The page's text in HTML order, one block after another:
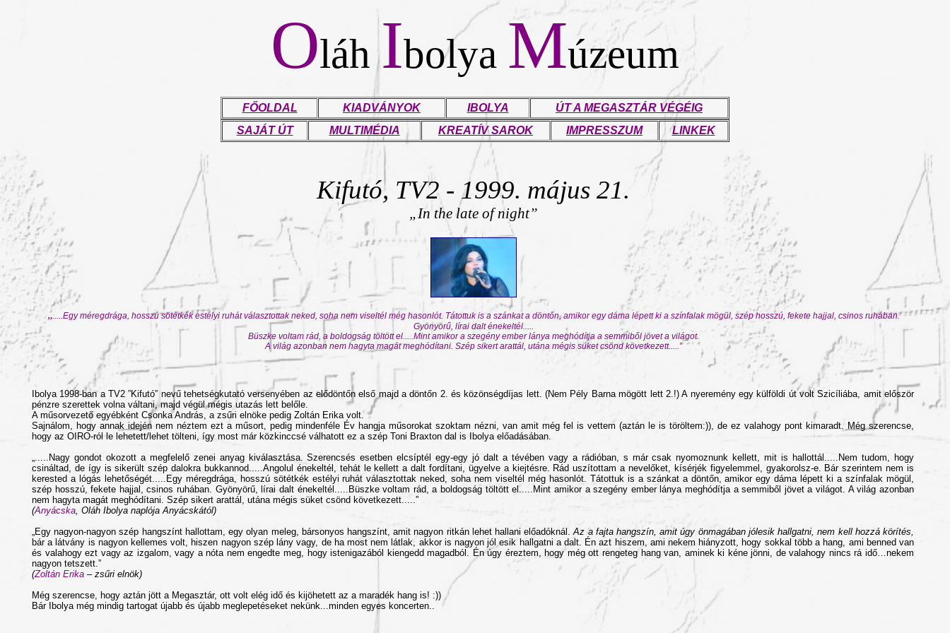
OláhIbolya Múzeum
FŐOLDAL KIADVÁNYOK IBOLYA
ÚT A MEGASZTÁR VÉGÉIG
SAJÁT ÚT
MULTIMÉDIA KREATÍV SAROK IMPRESSZUM LINKEK
Kifutó, TV2 - 1999. május 21.
„In the late of night”
„.....Egy méregdrága, hosszú sötétkék estélyi ruhát választottak neked, soha nem viseltél még hasonlót. Tátottuk is a szánkat a döntőn, amikor egy dáma lépett ki a színfalak mögül, szép hosszú, fekete hajjal, csinos ruhában.
Gyönyörű, lírai dalt énekeltél.....
Büszke voltam rád, a boldogság töltött el.....Mint amikor a szegény ember lánya meghódítja a semmiből jövet a világot.
A világ azonban nem hagyta magát meghódítani. Szép sikert arattál, utána mégis süket csönd következett.....”
Ibolya 1998-ban a TV2 ”Kifutó” nevű tehetségkutató versenyében az elődöntőn első majd a döntőn 2. és közönségdíjas lett. (Nem Pély Barna mögött lett 2.!) A nyeremény egy külföldi út volt Szicíliába, amit először
pénzre szerettek volna váltani, majd végül mégis utazás lett belőle.
A műsorvezető egyébként Csonka András, a zsűri elnöke pedig Zoltán Erika volt.
Sajnálom, hogy annak idején nem néztem ezt a műsort, pedig mindenféle Év hangja műsorokat szoktam nézni, van amit még fel is vettem (aztán le is töröltem:)), de ez valahogy pont kimaradt. Még szerencse,
hogy az OIRO-ról le lehetett/lehet tölteni, így most már közkinccsé válhatott ez a szép Toni Braxton dal is Ibolya előadásában.
„.....Nagy gondot okozott a megfelelő zenei anyag kiválasztása. Szerencsés esetben elcsíptél egy-egy jó dalt a tévében vagy a rádióban, s már csak nyomoznunk kellett, mit is hallottál.....Nem tudom, hogy
csináltad, de így is sikerült szép dalokra bukkannod.....Angolul énekeltél, tehát le kellett a dalt fordítani, ügyelve a kiejtésre. Rád uszítottam a nevelőket, kísérjék figyelemmel, gyakorolsz-e. Bár szerintem nem is
kerested a lógás lehetőségét.....Egy méregdrága, hosszú sötétkék estélyi ruhát választottak neked, soha nem viseltél még hasonlót. Tátottuk is a szánkat a döntőn, amikor egy dáma lépett ki a színfalak mögül,
szép hosszú, fekete hajjal, csinos ruhában. Gyönyörű, lírai dalt énekeltél.....Büszke voltam rád, a boldogság töltött el.....Mint amikor a szegény ember lánya meghódítja a semmiből jövet a világot. A világ azonban
nem hagyta magát meghódítani. Szép sikert arattál, utána mégis süket csönd következett.....”
(Anyácska, Oláh Ibolya naplója Anyácskától)
„Egy nagyon-nagyon szép hangszínt hallottam, egy olyan meleg, bársonyos hangszínt, amit nagyon ritkán lehet hallani előadóknál.Az a fajta hangszín, amit úgy önmagában jólesik hallgatni, nem kell hozzá körítés,
bár a látvány is nagyon kellemes volt, hiszen nagyon szép lány vagy, de ha most nem látlak, akkor is nagyon jól esik hallgatni a dalt. Én azt hiszem, ami nekem hiányzott, hogy sokkal több a hang, ami benned van
és valahogy ezt vagy az izgalom, vagy a nóta nem engedte meg, hogy istenigazából kiengedd magadból. Én úgy éreztem, hogy még ott rengeteg hang van, aminek ki kéne jönni, de valahogy nincs rá idő…nekem
nagyon tetszett.”
(Zoltán Erika – zsűri elnök)
Még szerencse, hogy aztán jött a Megasztár, ott volt elég idő és kijöhetett az a maradék hang is! :))
Bár Ibolya még mindig tartogat újabb és újabb meglepetéseket nekünk...minden egyes koncerten..